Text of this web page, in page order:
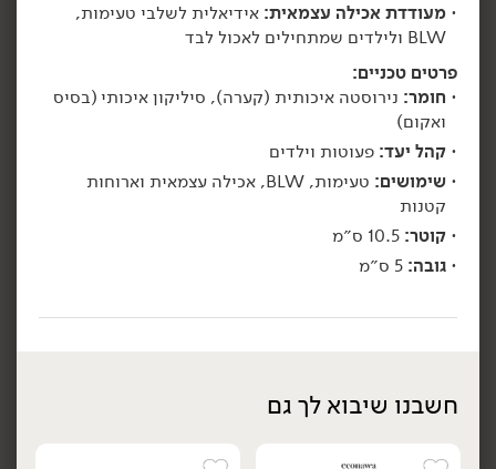
הוספה לסל
69.00
₪
הוספה לסל
מעודדת אכילה עצמאית: אידיאלית לשלבי טעימות,
BLW ולילדים שמתחילים לאכול לבד
פרטים טכניים:
חומר: נירוסטה איכותית (קערה), סיליקון איכותי (בסיס
ואקום)
קהל יעד: פעוטות וילדים
שימושים:
טעימות, BLW, אכילה עצמאית וארוחות
קטנות
קוטר: 10.5 ס״מ
גובה: 5 ס״מ
חשבנו שיבוא לך גם